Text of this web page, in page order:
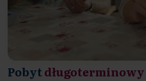
Pobytdługoterminowy